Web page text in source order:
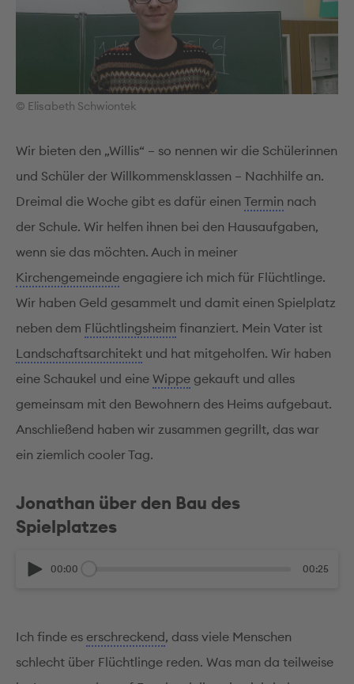
© Elisabeth Schwiontek
Wir bieten den „Willis“ – so nennen wir die Schülerinnen
und Schüler der Willkommensklassen – Nachhilfe an.
Dreimal die Woche gibt es dafür einen Termin nach
der Schule. Wir helfen ihnen bei den Hausaufgaben,
wenn sie das möchten. Auch in meiner
Kirchengemeinde engagiere ich mich für Flüchtlinge.
Wir haben Geld gesammelt und damit einen Spielplatz
neben dem Flüchtlingsheim finanziert. Mein Vater ist
Landschaftsarchitekt und hat mitgeholfen. Wir haben
eine Schaukel und eine Wippe gekauft und alles
gemeinsam mit den Bewohnern des Heims aufgebaut.
Anschließend haben wir zusammen gegrillt, das war
ein ziemlich cooler Tag.
Jonathan über den Bau des
Spielplatzes
00:00 00:25
Ich finde es erschreckend, dass viele Menschen
schlecht über Flüchtlinge reden. Was man da teilweise